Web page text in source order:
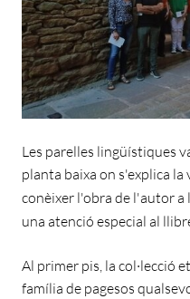
Les parelles lingüístiques
planta baixa on s'explica
conèixer l'obra de l'autor a
una atenció especial al
Al primer pis, la col·lecció
família de pagesos